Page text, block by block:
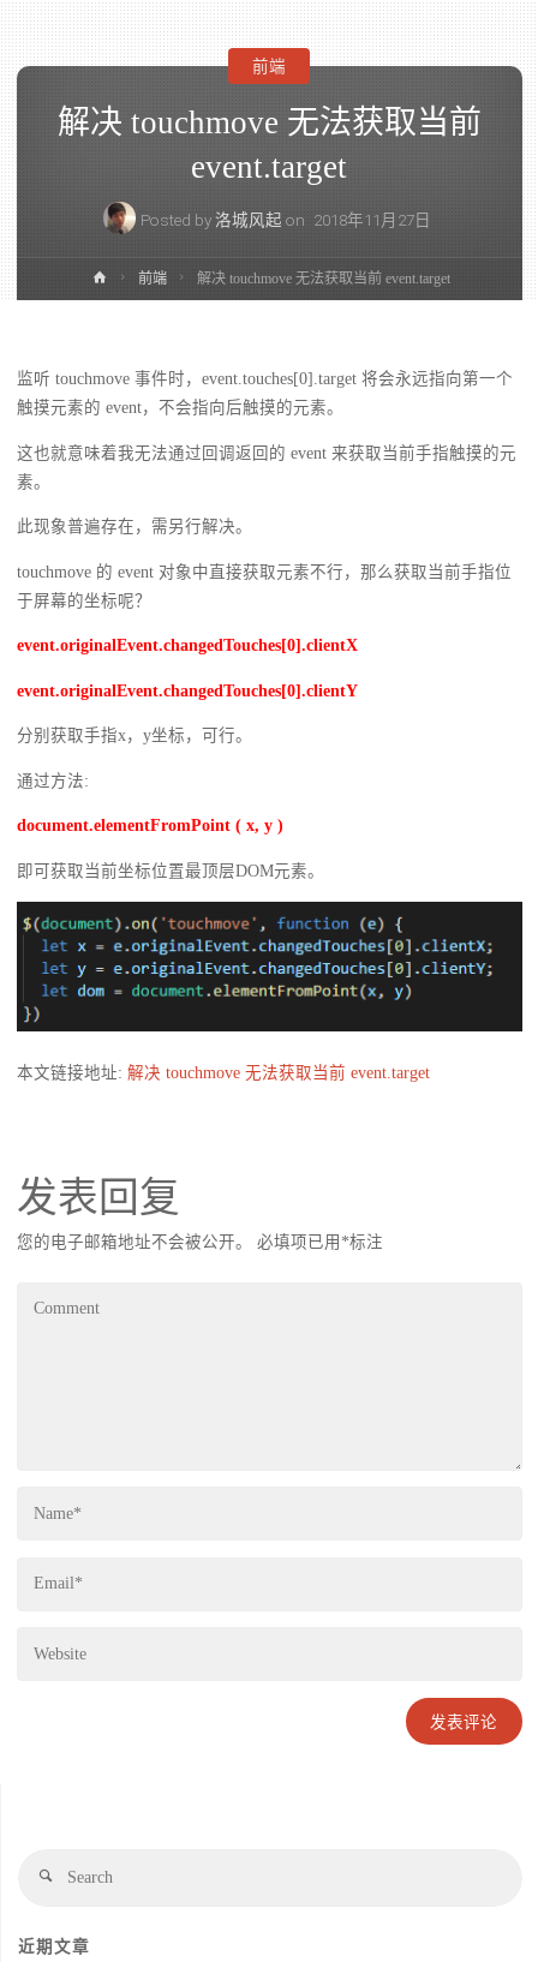
解决 touchmove 无法获取当前
event.target
Posted by 洛城风起 on 2018年11月27日
前端
前端 解决 touchmove 无法获取当前 event.target
监听 touchmove 事件时，event.touches[0].target 将会永远指向第一个
触摸元素的 event，不会指向后触摸的元素。
这也就意味着我无法通过回调返回的 event 来获取当前手指触摸的元
素。
此现象普遍存在，需另行解决。
touchmove 的 event 对象中直接获取元素不行，那么获取当前手指位
于屏幕的坐标呢？
event.originalEvent.changedTouches[0].clientX
event.originalEvent.changedTouches[0].clientY
分别获取手指x，y坐标，可行。
通过方法:
document.elementFromPoint ( x, y )
即可获取当前坐标位置最顶层DOM元素。
本文链接地址: 解决 touchmove 无法获取当前 event.target
发表回复
您的电子邮箱地址不会被公开。 必填项已用 *标注
近期文章